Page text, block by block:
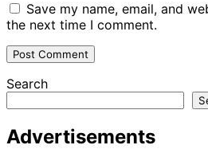
Save my name, email, and
the next time I comment.
Search
Advertisements